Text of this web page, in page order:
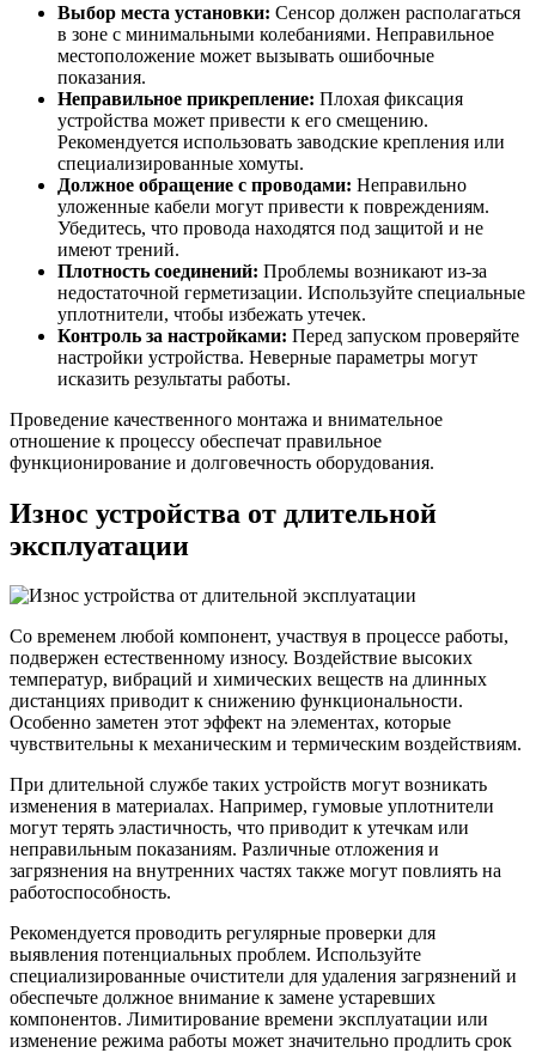
Выбор места установки: Сенсор должен располагаться
в зоне с минимальными колебаниями. Неправильное
местоположение может вызывать ошибочные
показания.
Неправильное прикрепление: Плохая фиксация
устройства может привести к его смещению.
Рекомендуется использовать заводские крепления или
специализированные хомуты.
Должное обращение с проводами: Неправильно
уложенные кабели могут привести к повреждениям.
Убедитесь, что провода находятся под защитой и не
имеют трений.
Плотность соединений: Проблемы возникают из-за
недостаточной герметизации. Используйте специальные
уплотнители, чтобы избежать утечек.
Контроль за настройками: Перед запуском проверяйте
настройки устройства. Неверные параметры могут
исказить результаты работы.
Проведение качественного монтажа и внимательное
отношение к процессу обеспечат правильное
функционирование и долговечность оборудования.
Износ устройства от длительной
эксплуатации
Со временем любой компонент, участвуя в процессе работы,
подвержен естественному износу. Воздействие высоких
температур, вибраций и химических веществ на длинных
дистанциях приводит к снижению функциональности.
Особенно заметен этот эффект на элементах, которые
чувствительны к механическим и термическим воздействиям.
При длительной службе таких устройств могут возникать
изменения в материалах. Например, гумовые уплотнители
могут терять эластичность, что приводит к утечкам или
неправильным показаниям. Различные отложения и
загрязнения на внутренних частях также могут повлиять на
работоспособность.
Рекомендуется проводить регулярные проверки для
выявления потенциальных проблем. Используйте
специализированные очистители для удаления загрязнений и
обеспечьте должное внимание к замене устаревших
компонентов. Лимитирование времени эксплуатации или
изменение режима работы может значительно продлить срок